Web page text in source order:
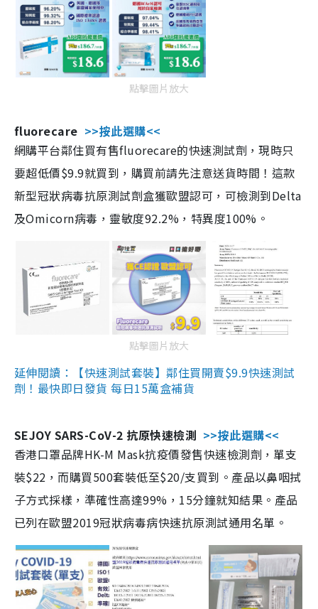
點擊圖片放大
fluorecare >>按此選購<<
網購平台鄰住買有售fluorecare的快速測試劑，現時只
要超低價$9.9就買到，購買前請先注意送貨時間！這款
新型冠狀病毒抗原測試劑盒獲歐盟認可，可檢測到Delta
及Omicorn病毒，靈敏度92.2%，特異度100%。
點擊圖片放大
延伸閱讀：【快速測試套裝】鄰住買開賣$9.9快速測試
劑！最快即日發貨 每日15萬盒補貨
SEJOY SARS-CoV-2 抗原快速檢測 >>按此選購<<
香港口罩品牌HK-M Mask抗疫價發售快速檢測劑，單支
裝$22，而購買500套裝低至$20/支買到。產品以鼻咽拭
子方式採樣，準確性高達99%，15分鐘就知結果。產品
已列在歐盟2019冠狀病毒病快速抗原測試通用名單。